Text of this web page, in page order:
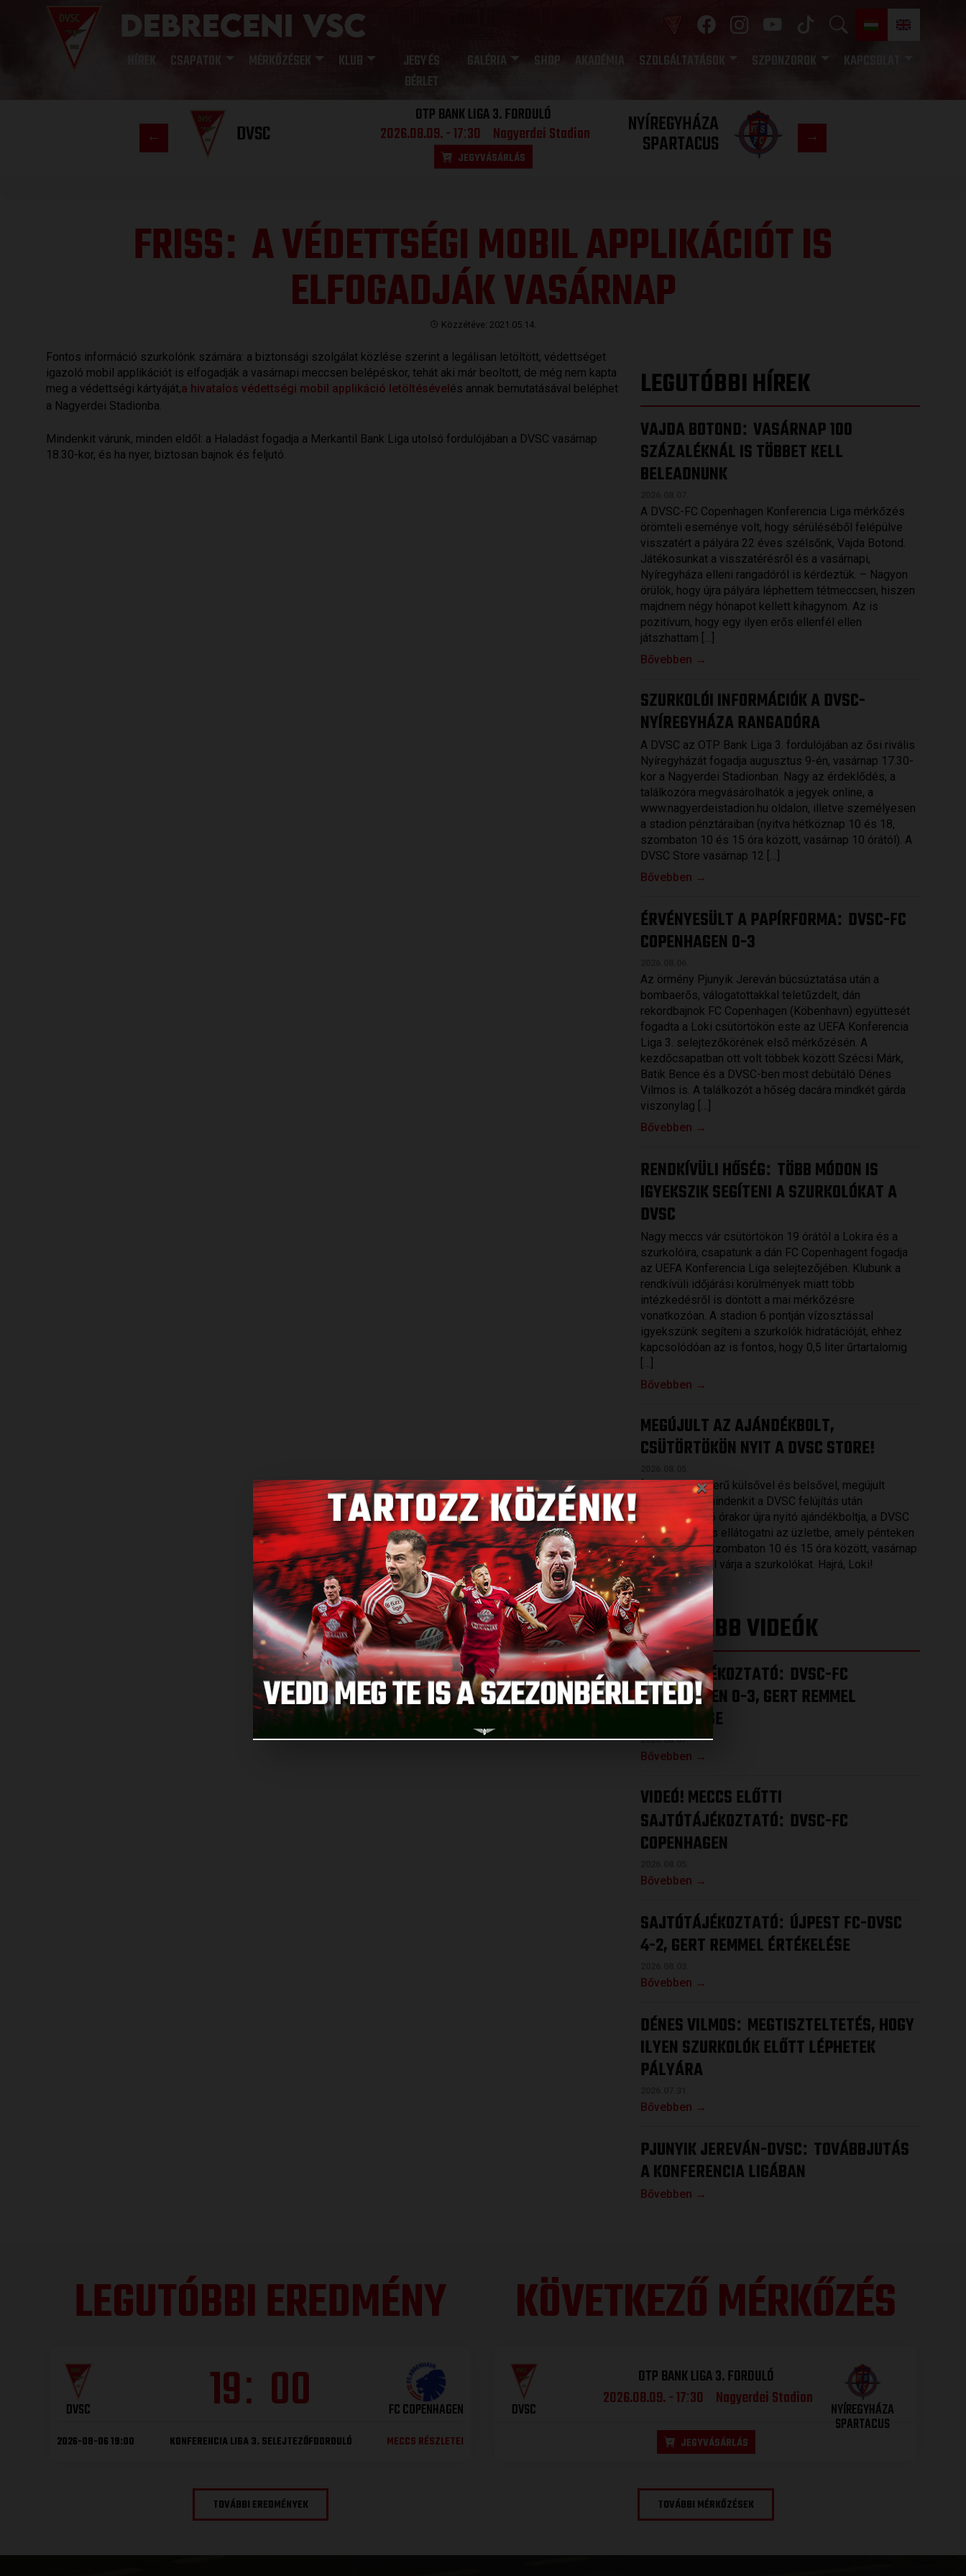
HÍREK CSAPATOK MÉRKŐZÉSEK KLUB
JEGY ÉS
BÉRLET
GALÉRIA SHOP AKADÉMIA SZOLGÁLTATÁSOK SZPONZOROK KAPCSOLAT
DVSC NYÍREGYHÁZA
SPARTACUS
OTP BANK LIGA 3. FORDULÓ
2026.08.09. - 17:30 Nagyerdei Stadion
JEGYVÁSÁRLÁS
FRISS: A VÉDETTSÉGI MOBIL APPLIKÁCIÓT IS
ELFOGADJÁK VASÁRNAP
Közzétéve: 2021.05.14.
Fontos információ szurkolónk számára: a biztonsági szolgálat közlése szerint a legálisan letöltött, védettséget
igazoló mobil applikációt is elfogadják a vasárnapi meccsen belépéskor, tehát aki már beoltott, de még nem kapta
meg a védettségi kártyáját,a hivatalos védettségi mobil applikáció letöltésévelés annak bemutatásával beléphet
a Nagyerdei Stadionba.
Mindenkit várunk, minden eldől: a Haladást fogadja a Merkantil Bank Liga utolsó fordulójában a DVSC vasárnap
18.30-kor, és ha nyer, biztosan bajnok és feljutó.
LEGUTÓBBI HÍREK
VAJDA BOTOND: VASÁRNAP 100
SZÁZALÉKNÁL IS TÖBBET KELL
BELEADNUNK
A DVSC-FC Copenhagen Konferencia Liga mérkőzés
örömteli eseménye volt, hogy sérüléséből felépülve
visszatért a pályára 22 éves szélsőnk, Vajda Botond.
Játékosunkat a visszatérésről és a vasárnapi,
Nyíregyháza elleni rangadóról is kérdeztük. – Nagyon
örülök, hogy újra pályára léphettem tétmeccsen, hiszen
majdnem négy hónapot kellett kihagynom. Az is
pozitívum, hogy egy ilyen erős ellenfél ellen
játszhattam […]
Bővebben →
SZURKOLÓI INFORMÁCIÓK A DVSC-
NYÍREGYHÁZA RANGADÓRA
A DVSC az OTP Bank Liga 3. fordulójában az ősi rivális
Nyíregyházát fogadja augusztus 9-én, vasárnap 17.30-
kor a Nagyerdei Stadionban. Nagy az érdeklődés, a
találkozóra megvásárolhatók a jegyek online, a
www.nagyerdeistadion.hu oldalon, illetve személyesen
a stadion pénztáraiban (nyitva hétköznap 10 és 18,
szombaton 10 és 15 óra között, vasárnap 10 órától). A
DVSC Store vasárnap 12 […]
Bővebben →
ÉRVÉNYESÜLT A PAPÍRFORMA: DVSC-FC
COPENHAGEN 0-3
Az örmény Pjunyik Jereván búcsúztatása után a
bombaerős, válogatottakkal teletűzdelt, dán
rekordbajnok FC Copenhagen (Köbenhavn) együttesét
fogadta a Loki csütörtökön este az UEFA Konferencia
Liga 3. selejtezőkörének első mérkőzésén. A
kezdőcsapatban ott volt többek között Szécsi Márk,
Batik Bence és a DVSC-ben most debütáló Dénes
Vilmos is. A találkozót a hőség dacára mindkét gárda
viszonylag […]
Bővebben →
RENDKÍVÜLI HŐSÉG: TÖBB MÓDON IS
IGYEKSZIK SEGÍTENI A SZURKOLÓKAT A
DVSC
Nagy meccs vár csütörtökön 19 órától a Lokira és a
szurkolóira, csapatunk a dán FC Copenhagent fogadja
az UEFA Konferencia Liga selejtezőjében. Klubunk a
rendkívüli időjárási körülmények miatt több
intézkedésről is döntött a mai mérkőzésre
vonatkozóan. A stadion 6 pontján vízosztással
igyekszünk segíteni a szurkolók hidratációját, ehhez
kapcsolódóan az is fontos, hogy 0,5 liter űrtartalomig
[…]
Bővebben →
MEGÚJULT AZ AJÁNDÉKBOLT,
CSÜTÖRTÖKÖN NYIT A DVSC STORE!
Ízléses, korszerű külsővel és belsővel, megújult
kínálattal vár mindenkit a DVSC felújítás után
csütörtökön 16 órakor újra nyitó ajándékboltja, a DVSC
Store. Érdemes ellátogatni az üzletbe, amely pénteken
10 és 18 óra, szombaton 10 és 15 óra között, vasárnap
pedig 12 órától várja a szurkolókat. Hajrá, Loki!
Bővebben →
LEGÚJABB VIDEÓK
SAJTÓTÁJÉKOZTATÓ: DVSC-FC
COPENHAGEN 0-3, GERT REMMEL
ÉRTÉKELÉSE
2026.08.07.
Bővebben →
VIDEÓ! MECCS ELŐTTI
SAJTÓTÁJÉKOZTATÓ: DVSC-FC
COPENHAGEN
Bővebben →
SAJTÓTÁJÉKOZTATÓ: ÚJPEST FC-DVSC
4-2, GERT REMMEL ÉRTÉKELÉSE
Bővebben →
DÉNES VILMOS: MEGTISZTELTETÉS, HOGY
ILYEN SZURKOLÓK ELŐTT LÉPHETEK
PÁLYÁRA
Bővebben →
PJUNYIK JEREVÁN-DVSC: TOVÁBBJUTÁS
A KONFERENCIA LIGÁBAN
Bővebben →
LEGUTÓBBI EREDMÉNY
DVSC FC COPENHAGEN
19: 00
2026-08-06 19:00 KONFERENCIA LIGA 3. SELEJTEZŐFDORDULÓ MECCS RÉSZLETEI
TOVÁBBI EREDMÉNYEK
KÖVETKEZŐ MÉRKŐZÉS
DVSC NYÍREGYHÁZA
SPARTACUS
OTP BANK LIGA 3. FORDULÓ
2026.08.09. - 17:30 Nagyerdei Stadion
JEGYVÁSÁRLÁS
TOVÁBBI MÉRKŐZÉSEK
×